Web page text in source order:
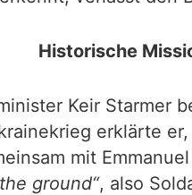
Historische
Keir Starmer
erklärte
mit
ground“, also